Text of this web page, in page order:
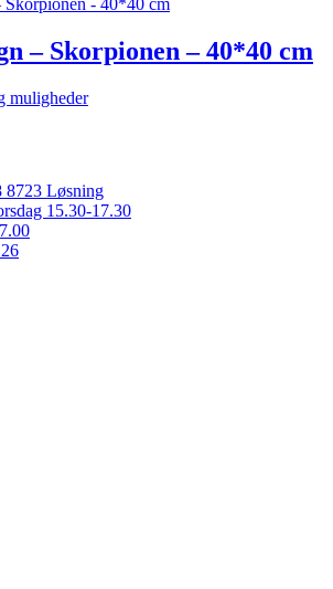
vælges
varesiden
varianter.
kan
– Skorpionen – 40*40 cm
mulighederDette
Mulighederne
kan
8723 Løsning
15.30-17.30